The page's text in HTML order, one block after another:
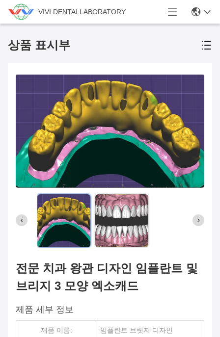
VIVI DENTAI LABORATORY
상품 표시부
전문 치과 왕관 디자인 임플란트 및
브리지 3 모양 엑소캐드
제품 세부 정보
제품 이름: 임플란트 브릿지 디자인